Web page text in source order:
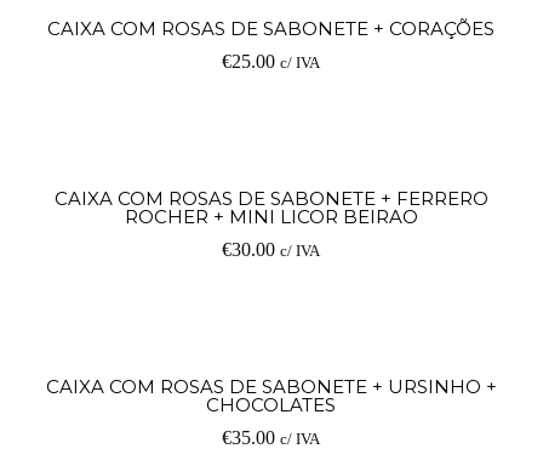
CAIXA COM ROSAS DE SABONETE + CORAÇÕES
€25.00 c/ IVA
CAIXA COM ROSAS DE SABONETE + FERRERO
ROCHER + MINI LICOR BEIRAO
€30.00 c/ IVA
CAIXA COM ROSAS DE SABONETE + URSINHO +
CHOCOLATES
€35.00 c/ IVA